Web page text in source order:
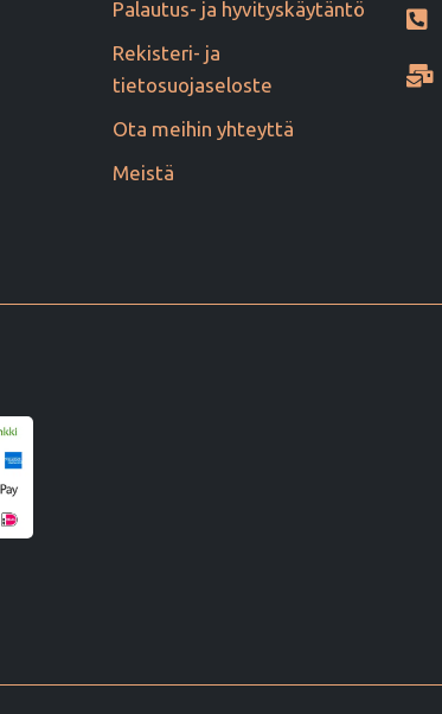
Palautus- ja hyvityskäytäntö
Rekisteri- ja
tietosuojaseloste
Ota meihin yhteyttä
Meistä